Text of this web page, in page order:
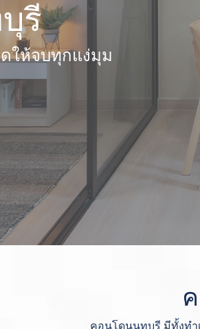
รี
ให้จบทุกแง่มุม
คอนโดนนทบุรี มีทั้งทำ